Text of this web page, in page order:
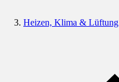
Heizen, Klima & Lüftung